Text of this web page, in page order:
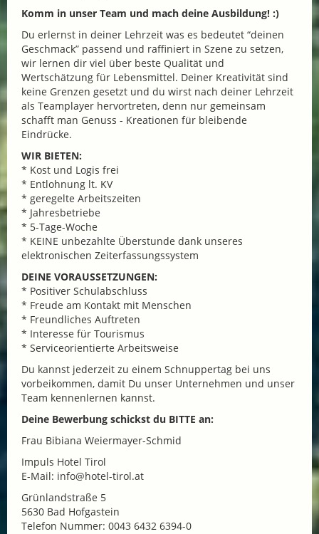
Komm in unser Team und mach deine Ausbildung! :)
Du erlernst in deiner Lehrzeit was es bedeutet “deinen
Geschmack” passend und raffiniert in Szene zu setzen,
wir lernen dir viel über beste Qualität und
Wertschätzung für Lebensmittel. Deiner Kreativität sind
keine Grenzen gesetzt und du wirst nach deiner Lehrzeit
als Teamplayer hervortreten, denn nur gemeinsam
schafft man Genuss - Kreationen für bleibende
Eindrücke.
WIR BIETEN:
* Kost und Logis frei
* Entlohnung lt. KV
* geregelte Arbeitszeiten
* Jahresbetriebe
* 5-Tage-Woche
* KEINE unbezahlte Überstunde dank unseres
elektronischen Zeiterfassungssystem
DEINE VORAUSSETZUNGEN:
* Positiver Schulabschluss
* Freude am Kontakt mit Menschen
* Freundliches Auftreten
* Interesse für Tourismus
* Serviceorientierte Arbeitsweise
Du kannst jederzeit zu einem Schnuppertag bei uns
vorbeikommen, damit Du unser Unternehmen und unser
Team kennenlernen kannst.
Deine Bewerbung schickst du BITTE an:
Frau Bibiana Weiermayer-Schmid
Impuls Hotel Tirol
E-Mail: info@hotel-tirol.at
Grünlandstraße 5
5630 Bad Hofgastein
Telefon Nummer: 0043 6432 6394-0